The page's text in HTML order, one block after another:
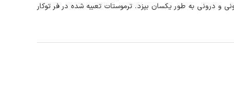
و درونی به طور یکسان بپزد. ترموستات تعبیه شده در فر توکار